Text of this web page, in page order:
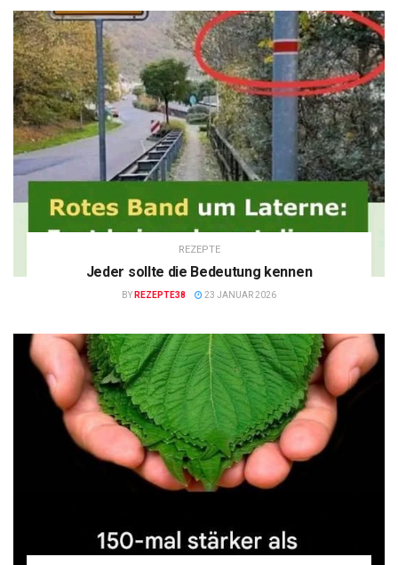
REZEPTE
Jeder sollte die Bedeutung kennen
BY REZEPTE38 23 JANUAR 2026